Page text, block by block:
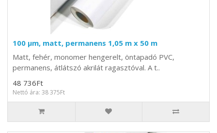
100 µm, matt, permanens 1,05 m x 50 m
Matt, fehér, monomer hengerelt, öntapadó PVC,
permanens, átlátszó akrilát ragasztóval. A t..
48 736Ft
Nettó ára: 38 375Ft